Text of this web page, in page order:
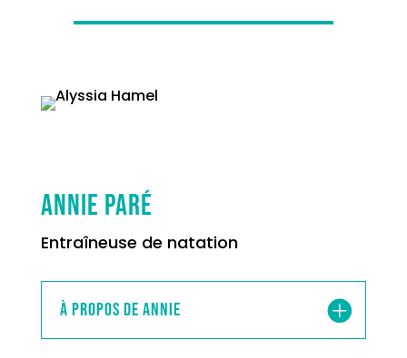
annie paré
Entraîneuse de natation
À propos de annie